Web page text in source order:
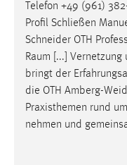
Telefon +49 (961)
Profil Schließen
Schneider OTH
Raum [...]
bringt der
die OTH Amberg-
Praxisthemen rund
nehmen und
Zweck:
Zugriffsstatistik
Cookie Laufzeit:
Max. 13 Monate
MARKETING